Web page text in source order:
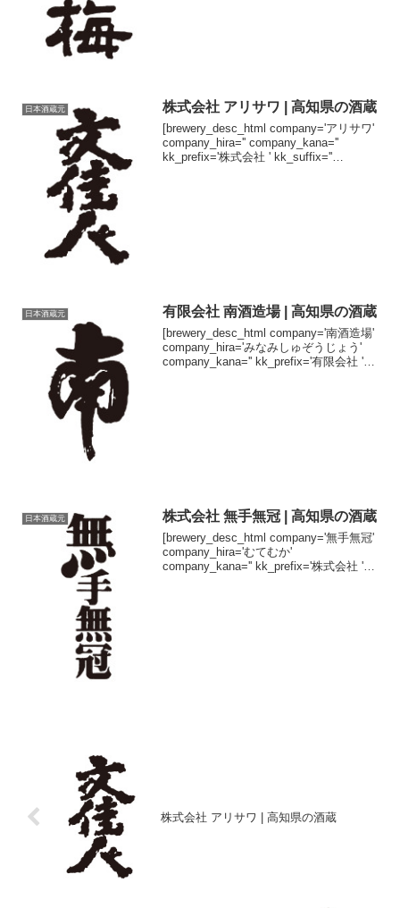
日本酒蔵元 株式会社 アリサワ | 高知県の酒蔵
[brewery_desc_html company='アリサワ'
company_hira='' company_kana=''
kk_prefix='株式会社 ' kk_suffix=''
日本酒蔵元 有限会社 南酒造場 | 高知県の酒蔵
[brewery_desc_html company='南酒造場'
company_hira='みなみしゅぞうじょう'
company_kana='' kk_prefix='有限会社 '
日本酒蔵元 株式会社 無手無冠 | 高知県の酒蔵
[brewery_desc_html company='無手無冠'
company_hira='むてむか'
company_kana='' kk_prefix='株式会社 '
株式会社 アリサワ | 高知県の酒蔵